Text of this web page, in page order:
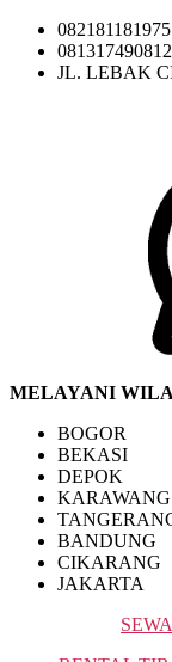
JL. LEBAK
MELAYANI
BOGOR
BEKASI
DEPOK
KARAWANG
BANDUNG
CIKARANG
JAKARTA